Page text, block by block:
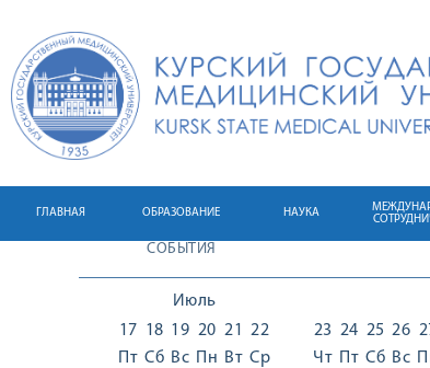
ГЛАВНАЯ ОБРАЗОВАНИЕ НАУКА
СОБЫТИЯ
Июль
17
Пт
18
Сб
19
Вс
20
Пн
21
Вт
22
Ср
23
Чт
24
Пт
25
Сб
26
Вс